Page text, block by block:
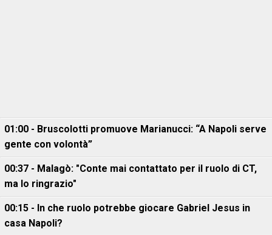
01:00 - Bruscolotti promuove Marianucci: “A Napoli serve
gente con volontà”
00:37 - Malagò: "Conte mai contattato per il ruolo di CT,
ma lo ringrazio"
00:15 - In che ruolo potrebbe giocare Gabriel Jesus in
casa Napoli?